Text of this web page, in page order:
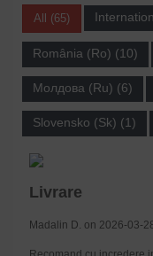
All (65)
România (Ro) (10)
Молдова (Ru) (6)
Slovensko (Sk) (1)
Livrare
Madalin D. on 2026-03-